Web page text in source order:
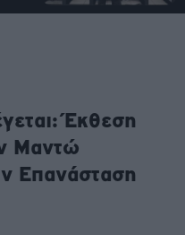
Έκθεση
Μαντώ
Επανάσταση